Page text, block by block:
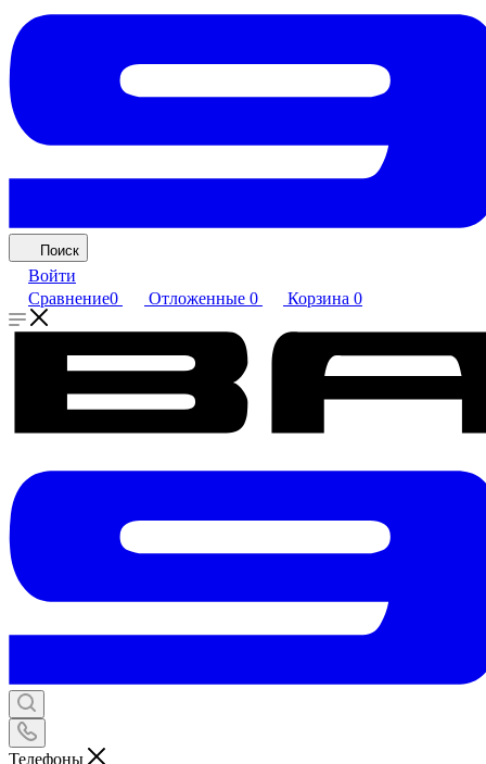
Поиск
Войти
Сравнение0 Отложенные 0 Корзина 0
Телефоны